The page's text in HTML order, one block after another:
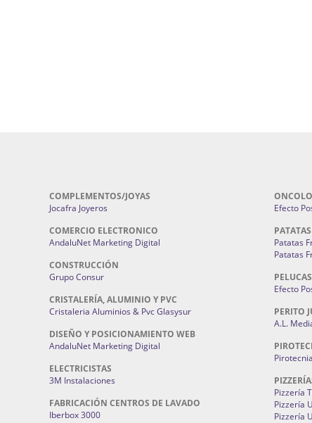
COMPLEMENTOS/JOYAS
Jocafra Joyeros
COMERCIO ELECTRONICO
AndaluNet Marketing Digital
CONSTRUCCIÓN
Grupo Consur
CRISTALERÍA, ALUMINIO Y PVC
Cristaleria Aluminios & Pvc Glasysur
DISEÑO Y POSICIONAMIENTO WEB
AndaluNet Marketing Digital
ELECTRICISTAS
3M Instalaciones
FABRICACIÓN CENTROS DE LAVADO
Iberbox 3000
Efecto
Patatas
Patatas
PELUCAS
Efecto
PERITO
A.L.
Pizzería
Pizzería
Pizzería